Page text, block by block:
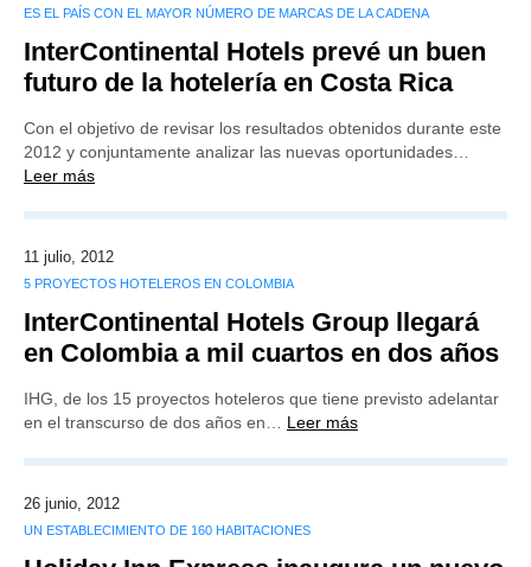
ES EL PAÍS CON EL MAYOR NÚMERO DE MARCAS DE LA CADENA
InterContinental Hotels prevé un buen
futuro de la hotelería en Costa Rica
Con el objetivo de revisar los resultados obtenidos durante este
2012 y conjuntamente analizar las nuevas oportunidades…
Leer más
11 julio, 2012
5 PROYECTOS HOTELEROS EN COLOMBIA
InterContinental Hotels Group llegará
en Colombia a mil cuartos en dos años
IHG, de los 15 proyectos hoteleros que tiene previsto adelantar
en el transcurso de dos años en… Leer más
26 junio, 2012
UN ESTABLECIMIENTO DE 160 HABITACIONES